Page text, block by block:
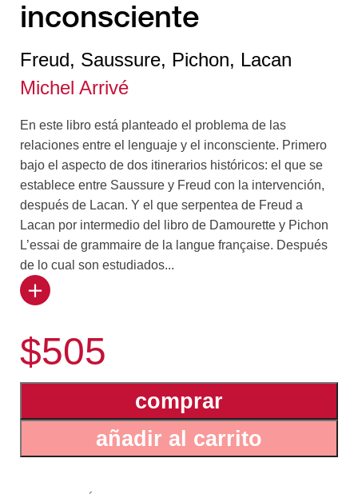
inconsciente
Freud, Saussure, Pichon, Lacan
Michel Arrivé
En este libro está planteado el problema de las
relaciones entre el lenguaje y el inconsciente. Primero
bajo el aspecto de dos itinerarios históricos: el que se
establece entre Saussure y Freud con la intervención,
después de Lacan. Y el que serpentea de Freud a
Lacan por intermedio del libro de Damourette y Pichon
L’essai de grammaire de la langue française. Después
de lo cual son estudiados...
tres problemas específicos: el sentido opuesto de las
relación sexual y el metalenguaje, y finalmente, el
problema del estilo en sus relaciones con el
inconsciente.
$505
añadir al carrito
comprar